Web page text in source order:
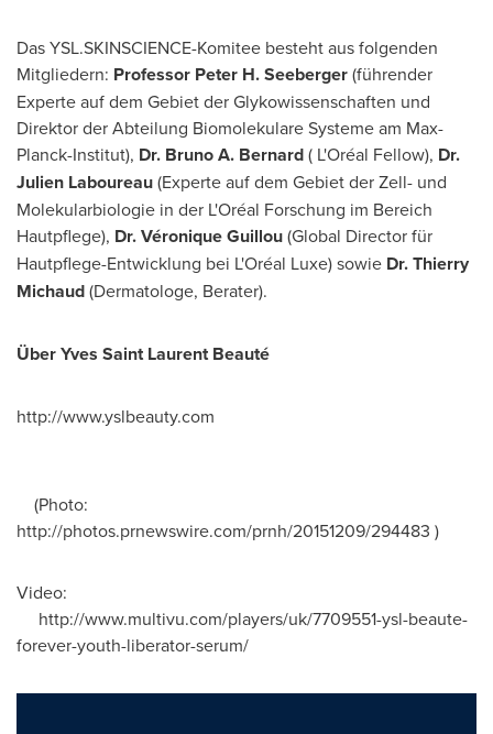
Das YSL.SKINSCIENCE-Komitee besteht aus folgenden
Mitgliedern: Professor Peter H. Seeberger(führender
Experte auf dem Gebiet der Glykowissenschaften und
Direktor der Abteilung Biomolekulare Systeme am Max-
Planck-Institut), Dr. Bruno A. Bernard( L'Oréal Fellow), Dr.
Julien Laboureau(Experte auf dem Gebiet der Zell- und
Molekularbiologie in der L'Oréal Forschung im Bereich
Hautpflege), Dr. Véronique Guillou(Global Director für
Hautpflege-Entwicklung bei L'Oréal Luxe) sowie Dr.Thierry
Michaud(Dermatologe, Berater).
Über Yves Saint Laurent Beauté
http://www.yslbeauty.com
(Photo:
http://photos.prnewswire.com/prnh/20151209/294483 )
Video:
http://www.multivu.com/players/uk/7709551-ysl-beaute-
forever-youth-liberator-serum/